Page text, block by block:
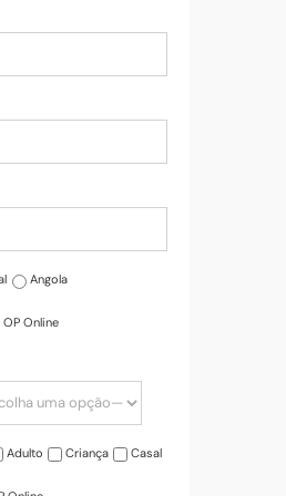
Angola
OP Online
Adulto Criança Casal